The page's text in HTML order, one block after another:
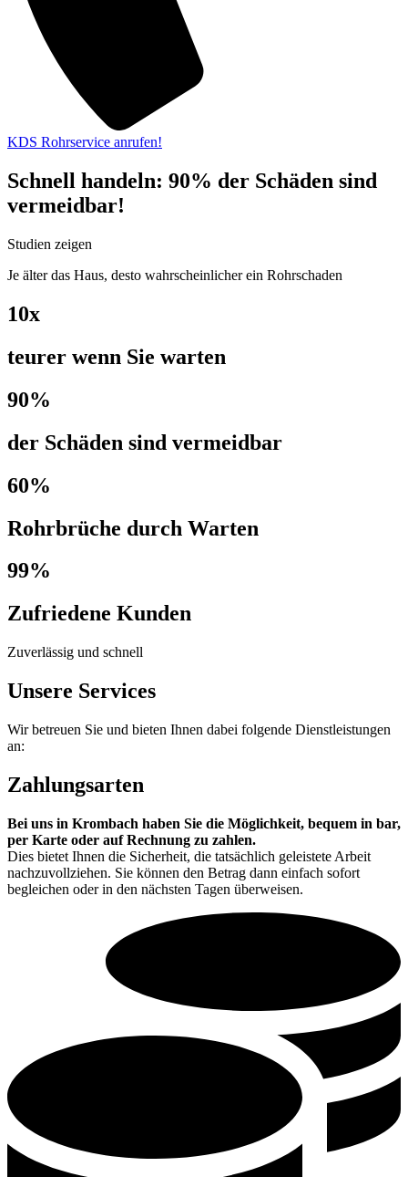
KDS Rohrservice anrufen!
Schnell handeln: 90% der Schäden sind
vermeidbar!
Studien zeigen
Je älter das Haus, desto wahrscheinlicher ein Rohrschaden
10x
teurer wenn Sie warten
90%
der Schäden sind vermeidbar
60%
Rohrbrüche durch Warten
99%
Zufriedene Kunden
Zuverlässig und schnell
Unsere Services
Wir betreuen Sie und bieten Ihnen dabei folgende Dienstleistungen
an:
Zahlungsarten
Bei uns in Krombach haben Sie die Möglichkeit, bequem in bar,
per Karte oder auf Rechnung zu zahlen.
Dies bietet Ihnen die Sicherheit, die tatsächlich geleistete Arbeit
nachzuvollziehen. Sie können den Betrag dann einfach sofort
begleichen oder in den nächsten Tagen überweisen.